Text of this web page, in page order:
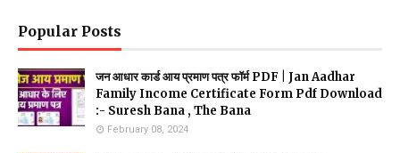
Popular Posts
जन आधार कार्ड आय प्रमाण पत्र फॉर्म PDF | Jan Aadhar
Family Income Certificate Form Pdf Download
:- Suresh Bana , The Bana
February 08, 2024